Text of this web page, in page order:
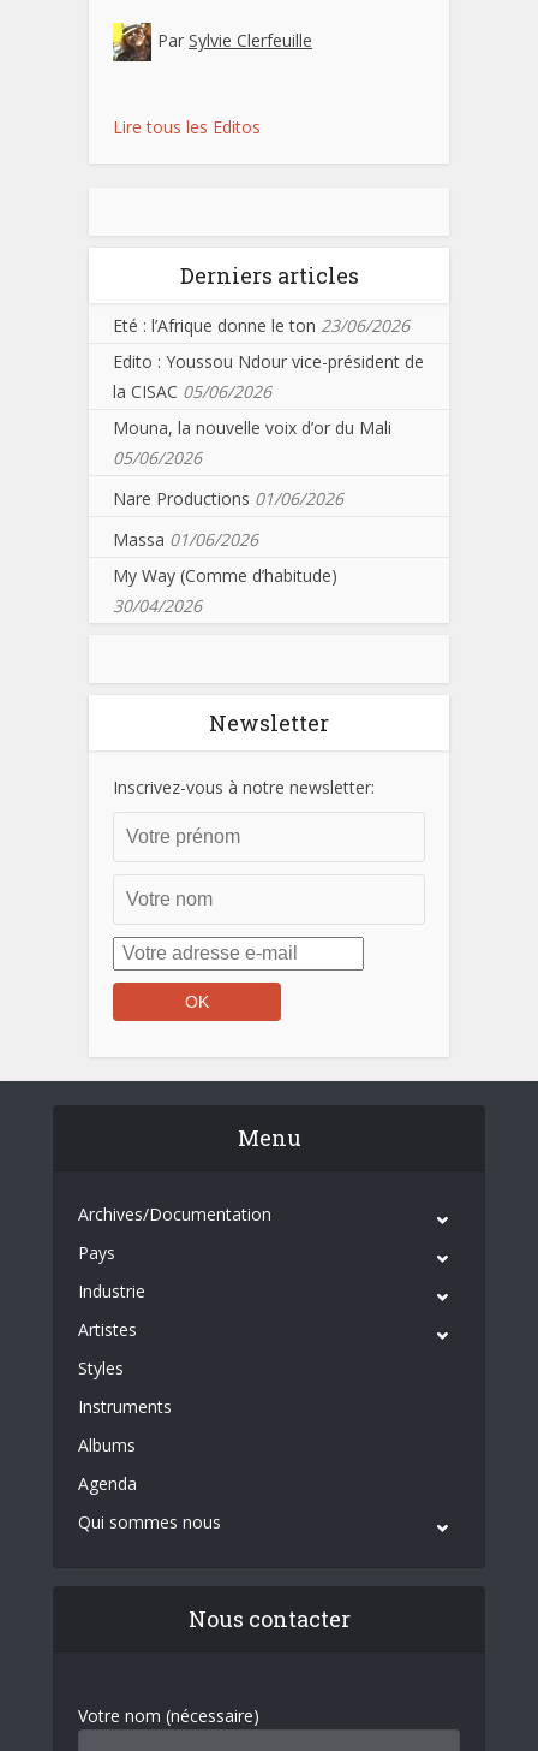
Par Sylvie Clerfeuille
Lire tous les Editos
Derniers articles
Eté : l’Afrique donne le ton 23/06/2026
Edito : Youssou Ndour vice-président de
la CISAC 05/06/2026
Mouna, la nouvelle voix d’or du Mali
05/06/2026
Nare Productions 01/06/2026
Massa 01/06/2026
My Way (Comme d’habitude)
30/04/2026
Newsletter
Inscrivez-vous à notre newsletter:
Menu
Archives/Documentation
Pays
Industrie
Artistes
Styles
Instruments
Albums
Agenda
Qui sommes nous
Nous contacter
Votre nom (nécessaire)